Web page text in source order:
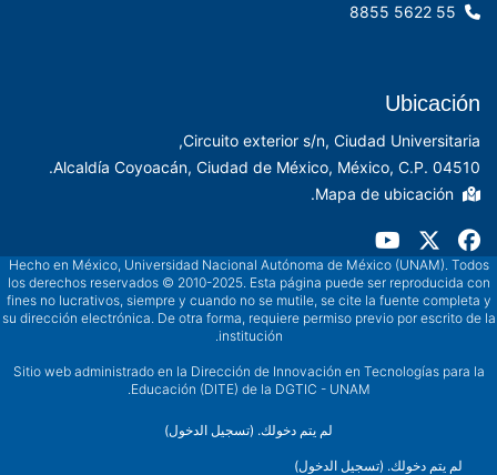
55 5622 8855
Ubicación
Circuito exterior s/n, Ciudad Universitaria,
Alcaldía Coyoacán, Ciudad de México, México, C.P. 04510.
Mapa de ubicación.
Hecho en México, Universidad Nacional Autónoma de México (UNAM).
los derechos reservados © 2010-2025. Esta página puede ser reproducida
fines no lucrativos, siempre y cuando no se mutile, se cite la fuente
su dirección electrónica. De otra forma, requiere permiso previo por escrito
institución.
Sitio web administrado en la Dirección de Innovación en Tecnologías para
Educación (DITE) de la DGTIC - UNAM.
لم يتم دخولك. (تسجيل الدخول)
لم يتم دخولك. (تسجيل الدخول)